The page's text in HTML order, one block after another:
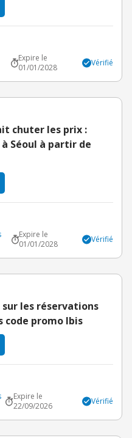
Expire le
01/01/2028
Vérifié
chuter les prix :
Séoul à partir de
Expire le
01/01/2028
Vérifié
sur les réservations
code promo Ibis
Expire le
22/09/2026
Vérifié